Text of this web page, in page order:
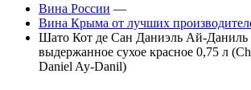
Вина России —
Вина Крыма от лучших
Шато Кот де Сан Даниэль Ай-Даниль
выдержанное сухое красное 0,75 л
Daniel Ay-Danil)